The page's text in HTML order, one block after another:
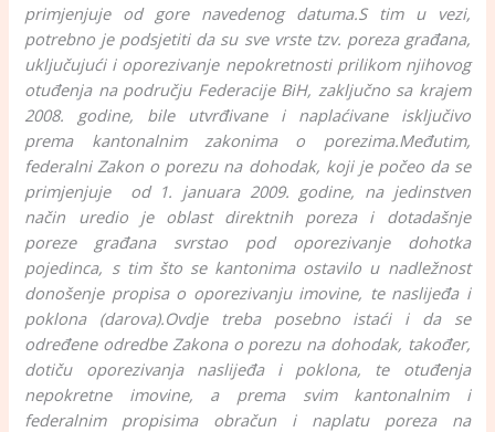
primjenjuje od gore navedenog datuma.S tim u vezi,
potrebno je podsjetiti da su sve vrste tzv. poreza građana,
uključujući i oporezivanje nepokretnosti prilikom njihovog
otuđenja na području Federacije BiH, zaključno sa krajem
2008. godine, bile utvrđivane i naplaćivane isključivo
prema kantonalnim zakonima o porezima.Međutim,
federalni Zakon o porezu na dohodak, koji je počeo da se
primjenjuje od 1. januara 2009. godine, na jedinstven
način uredio je oblast direktnih poreza i dotadašnje
poreze građana svrstao pod oporezivanje dohotka
pojedinca, s tim što se kantonima ostavilo u nadležnost
donošenje propisa o oporezivanju imovine, te naslijeđa i
poklona (darova).Ovdje treba posebno istaći i da se
određene odredbe Zakona o porezu na dohodak, također,
dotiču oporezivanja naslijeđa i poklona, te otuđenja
nepokretne imovine, a prema svim kantonalnim i
federalnim propisima obračun i naplatu poreza na